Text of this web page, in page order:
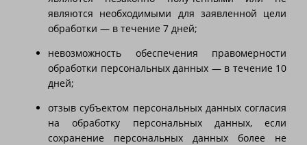
являются необходимыми для заявленной цели
обработки — в течение 7 дней;
невозможность обеспечения правомерности
обработки персональных данных — в течение 10
дней;
отзыв субъектом персональных данных согласия
на обработку персональных данных, если
сохранение персональных данных более не